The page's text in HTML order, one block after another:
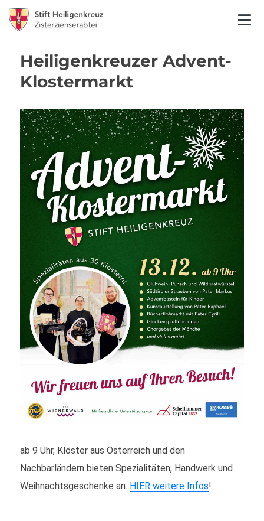
Heiligenkreuzer Advent-
Klostermarkt
ab 9 Uhr, Klöster aus Österreich und den
Nachbarländern bieten Spezialitäten, Handwerk und
Weihnachtsgeschenke an. HIER weitere Infos!